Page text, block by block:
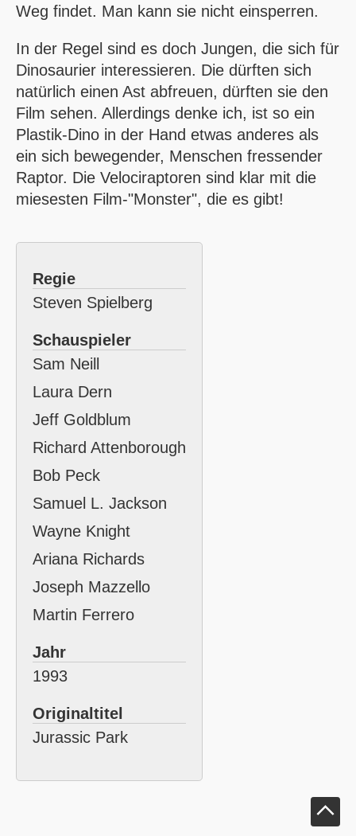
Weg findet. Man kann sie nicht einsperren.
In der Regel sind es doch Jungen, die sich für
Dinosaurier interessieren. Die dürften sich
natürlich einen Ast abfreuen, dürften sie den
Film sehen. Allerdings denke ich, ist so ein
Plastik-Dino in der Hand etwas anderes als
ein sich bewegender, Menschen fressender
Raptor. Die Velociraptoren sind klar mit die
miesesten Film-"Monster", die es gibt!
Regie
Steven Spielberg
Schauspieler
Sam Neill
Laura Dern
Jeff Goldblum
Richard Attenborough
Bob Peck
Samuel L. Jackson
Wayne Knight
Ariana Richards
Joseph Mazzello
Martin Ferrero
Jahr
1993
Originaltitel
Jurassic Park
Klick